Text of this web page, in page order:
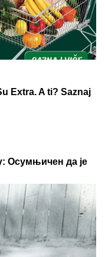
u Dom i više
ZA NJIH" brigu
su im i OTAC I
ih SVETA
koju svi treba